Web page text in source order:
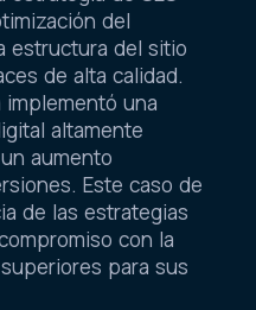
del
estructura del sitio
de alta calidad.
implementó una
altamente
aumento
Este caso de
de las estrategias
con la
para sus